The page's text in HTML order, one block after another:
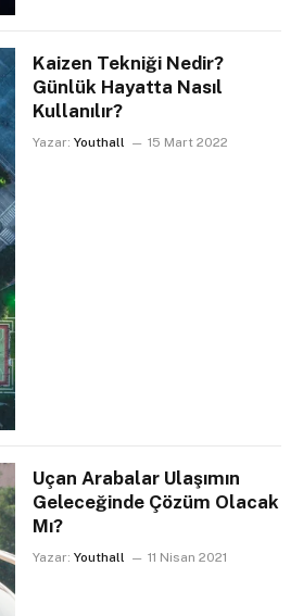
Kaizen Tekniği Nedir?
Günlük Hayatta Nasıl
Kullanılır?
Yazar: Youthall 15 Mart 2022
Uçan Arabalar Ulaşımın
Geleceğinde Çözüm Olacak
Mı?
Yazar: Youthall 11 Nisan 2021